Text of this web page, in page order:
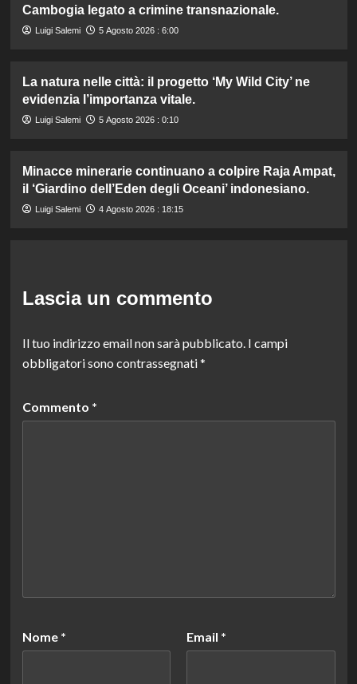
Cambogia legato a crimine transnazionale.
Luigi Salemi 5 Agosto 2026 : 6:00
La natura nelle città: il progetto ‘My Wild City’ ne
evidenzia l’importanza vitale.
Luigi Salemi 5 Agosto 2026 : 0:10
Minacce minerarie continuano a colpire Raja Ampat,
il ‘Giardino dell’Eden degli Oceani’ indonesiano.
Luigi Salemi 4 Agosto 2026 : 18:15
Lascia un commento
Il tuo indirizzo email non sarà pubblicato. I campi
obbligatori sono contrassegnati*
Commento *
Nome * Email *